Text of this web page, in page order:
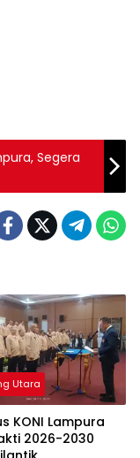
Segera
Utara
KONI Lampura
2026-2030